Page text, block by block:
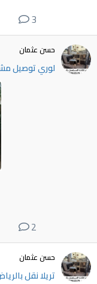
3
حسن عثمان
لوري توصيل مشاوير
2
حسن عثمان
تريلا نقل بالرياض 0537422374 تريلا نقل خارج